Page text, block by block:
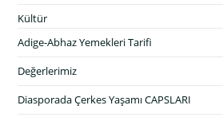
Kültür
Adige-Abhaz Yemekleri Tarifi
Değerlerimiz
Diasporada Çerkes Yaşamı CAPSLARI